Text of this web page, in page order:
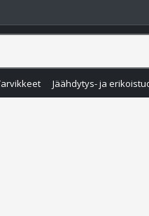
Jäähdytys- ja